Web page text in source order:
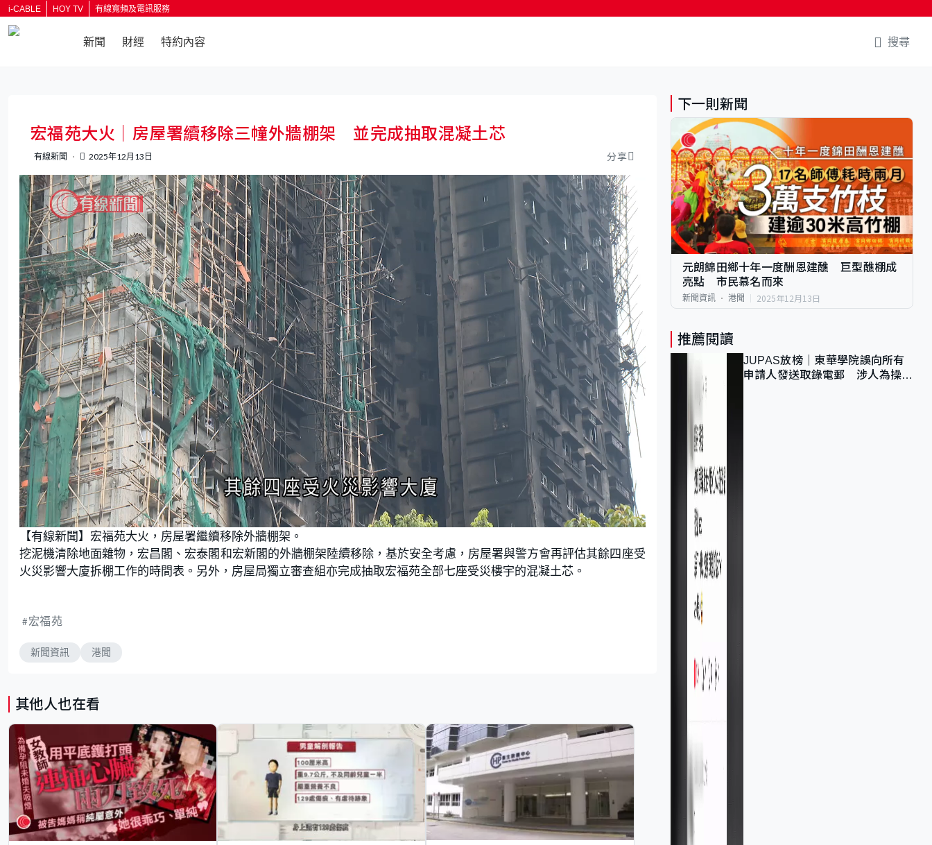
i-CABLE HOY TV 有線寬頻及電訊服務
新聞 財經 特約內容 搜尋
宏福苑大火｜房屋署續移除三幢外牆棚架 並完成抽取混凝土芯
有線新聞 2025年12月13日 分享
U
n
m
u
t
e
L
o
a
d
e
d
8
5
【有線新聞】宏福苑大火，房屋署繼續移除外牆棚架。
挖泥機清除地面雜物，宏昌閣、宏泰閣和宏新閣的外牆棚架陸續移除，基於安全考慮，房屋署與警方會再評估其餘四座受
火災影響大廈拆棚工作的時間表。另外，房屋局獨立審查組亦完成抽取宏福苑全部七座受災樓宇的混凝土芯。
宏福苑
新聞資訊 港聞
其他人也在看
下一則新聞
元朗錦田鄉十年一度酬恩建醮 巨型醮棚成
亮點 市民慕名而來
新聞資訊 港聞 2025年12月13日
推薦閱讀
JUPAS放榜｜東華學院誤向所有
申請人發送取錄電郵 涉人為操作